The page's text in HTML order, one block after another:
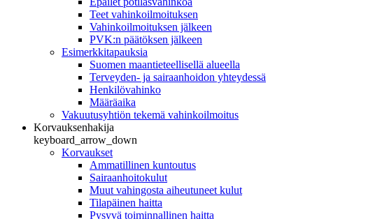
Teet vahinkoilmoituksen
Vahinkoilmoituksen jälkeen
PVK:n päätöksen jälkeen
Esimerkkitapauksia
Suomen maantieteellisellä alueella
Terveyden- ja sairaanhoidon yhteydessä
Henkilövahinko
Määräaika
Vakuutusyhtiön tekemä vahinkoilmoitus
Korvauksenhakija
keyboard_arrow_down
Korvaukset
Ammatillinen kuntoutus
Sairaanhoitokulut
Muut vahingosta aiheutuneet kulut
Tilapäinen haitta
Pysyvä toiminnallinen haitta